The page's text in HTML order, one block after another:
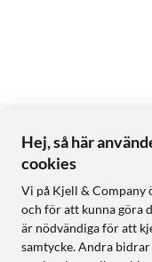
Hej, så här
cookies
Vi på Kjell & Company
och för att kunna göra
är nödvändiga för att
samtycke. Andra